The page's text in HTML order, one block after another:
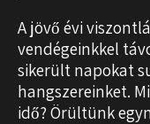
A jövő évi
vendégeinkkel
sikerült napokat
hangszereinket.
idő? Örültünk